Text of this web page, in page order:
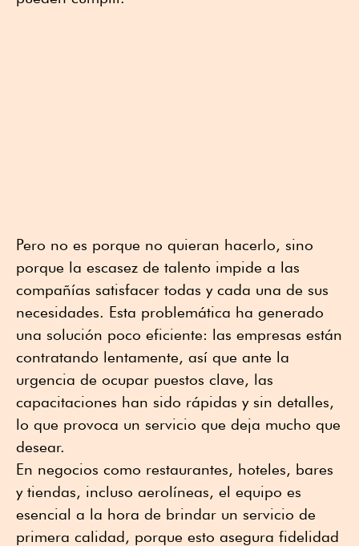
Pero no es porque no quieran hacerlo, sino
porque la escasez de talento impide a las
compañías satisfacer todas y cada una de sus
necesidades. Esta problemática ha generado
una solución poco eficiente: las empresas están
contratando lentamente, así que ante la
urgencia de ocupar puestos clave, las
capacitaciones han sido rápidas y sin detalles,
lo que provoca un servicio que deja mucho que
desear.
En negocios como restaurantes, hoteles, bares
y tiendas, incluso aerolíneas, el equipo es
esencial a la hora de brindar un servicio de
primera calidad, porque esto asegura fidelidad